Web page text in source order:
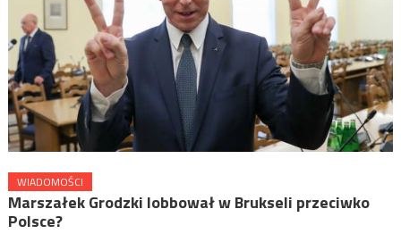
WIADOMOŚCI
Marszałek Grodzki lobbował w Brukseli przeciwko
Polsce?